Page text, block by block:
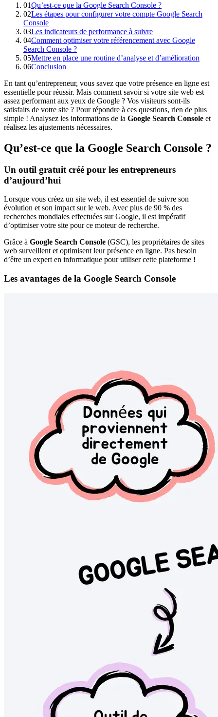
01Qu’est-ce que la Google Search Console ?
02Les étapes pour configurer votre compte Google Search
Console
03Les indicateurs de performance à suivre
04Comment optimiser votre référencement avec Google
Search Console ?
05Mettre en place une routine d’analyse et d’amélioration
06Conclusion
En tant qu’entrepreneur, vous savez que votre présence en ligne est
essentielle pour réussir. Mais comment savoir si votre site web est
assez performant aux yeux de Google ? Vos visiteurs sont-ils
satisfaits de votre site ? Pour répondre à ces questions, rien de plus
simple ! Analysez les informations de la Google Search Console et
réalisez les ajustements nécessaires.
Qu’est-ce que la Google Search Console ?
Un outil gratuit créé pour les entrepreneurs
d’aujourd’hui
Lorsque vous créez un site web, il est essentiel de suivre son
évolution et son impact sur le web. Avec plus de 90 % des
recherches mondiales effectuées sur Google, il est impératif
d’optimiser votre site pour ce moteur de recherche.
Grâce à Google Search Console (GSC), les propriétaires de sites
web surveillent et optimisent leur présence en ligne. Pas besoin
d’être un expert en informatique pour utiliser cette plateforme !
Les avantages de la Google Search Console